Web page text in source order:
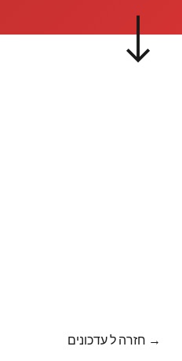
→ חזרה ל עדכונים